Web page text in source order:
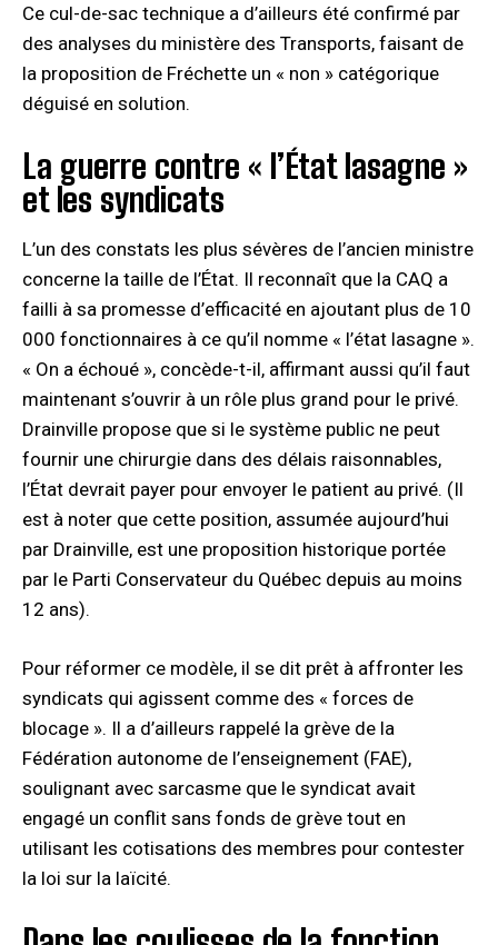
Ce cul-de-sac technique a d’ailleurs été confirmé par
des analyses du ministère des Transports, faisant de
la proposition de Fréchette un « non » catégorique
déguisé en solution.
La guerre contre « l’État lasagne »
et les syndicats
L’un des constats les plus sévères de l’ancien ministre
concerne la taille de l’État. Il reconnaît que la CAQ a
failli à sa promesse d’efficacité en ajoutant plus de 10
000 fonctionnaires à ce qu’il nomme « l’état lasagne ».
« On a échoué », concède-t-il, affirmant aussi qu’il faut
maintenant s’ouvrir à un rôle plus grand pour le privé.
Drainville propose que si le système public ne peut
fournir une chirurgie dans des délais raisonnables,
l’État devrait payer pour envoyer le patient au privé. (Il
est à noter que cette position, assumée aujourd’hui
par Drainville, est une proposition historique portée
par le Parti Conservateur du Québec depuis au moins
12 ans).
Pour réformer ce modèle, il se dit prêt à affronter les
syndicats qui agissent comme des « forces de
blocage ». Il a d’ailleurs rappelé la grève de la
Fédération autonome de l’enseignement (FAE),
soulignant avec sarcasme que le syndicat avait
engagé un conflit sans fonds de grève tout en
utilisant les cotisations des membres pour contester
la loi sur la laïcité.